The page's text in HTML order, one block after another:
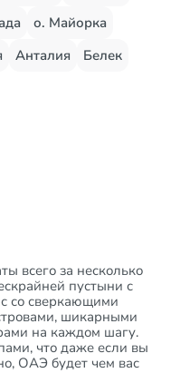
о. Майорка
Анталия
Белек
всего за несколько
пустыни с
со сверкающими
шикарными
на каждом шагу.
что даже если вы
ОАЭ будет чем вас